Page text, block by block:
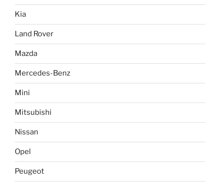
Kia
Land Rover
Mazda
Mercedes-Benz
Mini
Mitsubishi
Nissan
Opel
Peugeot